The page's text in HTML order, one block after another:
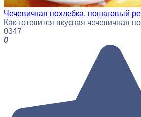
Чечевичная похлебка, пошаговый
Как готовится вкусная чечевичная
0347
0